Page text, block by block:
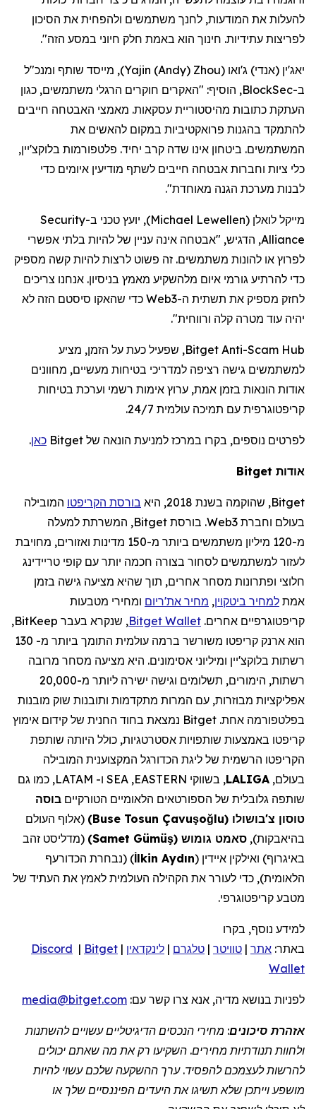
להעלות את המודעות, לחנך משתמשים ולהפחית את הסיכון
לפריצות עתידיות. חינוך הוא באמת חלק חיוני במסע הזה".
יאג'ין (אנדי) ג'ואו (
Yajin (Andy) Zhou
), מייסד שותף ומנכ"ל
ב-BlockSec, הוסיף: "האקרים חוקרים הרגלי משתמשים, כגון
העתקת כתובות מהיסטוריית עסקאות. מאמצי האבטחה חייבים
להתמקד בהגנות פרואקטיביות במקום להאשים את
המשתמשים. ביטחון אינו שדה קרב יחיד. פלטפורמות בלוקצ'יין,
כלי ציות וחברות אבטחה חייבים לשתף מודיעין איומים כדי
לבנות מערכת הגנה מאוחדת".
מייקל לואלן (
Michael Lewellen
), יועץ טכני ב-Security
Alliance, הדגיש, "אבטחה אינה עניין של להיות בלתי אפשרי
לפרוץ או להונות משתמשים. זה פשוט לרצות להיות קשה מספיק
כדי להרתיע גורמי איום מלהשקיע מאמץ בניסיון. אנחנו צריכים
לחזק מספיק את תשתית ה-Web3 כדי שהאקו סיסטם הזה לא
יהיה עוד מטרה קלה ורווחית".
Bitget Anti-Scam Hub, שפעיל כעת על הזמן, מציע
למשתמשים גישה רציפה למדריכי בטיחות מעשיים, מחוונים
אודות הונאות בזמן אמת, ערוץ אימות רשמי וערכת בטיחות
קריפטוגרפית עם תמיכה עולמית 24/7.
לפרטים נוספים, בקרו במרכז למניעת הונאה של Bitget כאן.
אודות Bitget
Bitget, שהוקמה בשנת 2018, היא בורסת הקריפטו המובילה
בעולם וחברת Web3. בורסת Bitget, המשרתת למעלה
מ-120
מיליון משתמשים ביותר מ-150 מדינות ואזורים, מחויבת
לעזור למשתמשים לסחור בצורה חכמה יותר עם קופי טריידינג
חלוצי ופתרונות מסחר אחרים, תוך שהיא מציעה גישה בזמן
אמת למחיר ביטקוין, מחיר את'ריום ומחירי מטבעות
קריפטוגרפיים אחרים.
Bitget Wallet , שנקרא בעבר BitKeep
,
הוא ארנק קריפטו משורשר ברמה עולמית
התומך ביותר מ- 130
רשתות בלוקצ'יין ומיליוני אסימונים. היא מציעה מסחר מרובה
רשתות, הימורים, תשלומים וגישה ישירה ליותר מ-20,000
אפליקציות מבוזרות, עם המרות מתקדמות ותובנות שוק מובנות
בפלטפורמה אחת. Bitget נמצאת בחוד החנית של קידום אימוץ
קריפטו באמצעות שותפויות אסטרטגיות, כולל היותה שותפת
הקריפטו הרשמית של ליגת הכדורגל המקצוענית המובילה
בעולם, LALIGA, בשווקי EASTERN
,
SEA ו- LATAM, כמו גם
שותפה גלובלית של הספורטאים הלאומיים הטורקיים בוסה
טוסון צ'בושולו (
Buse Tosun Çavuşoğlu
) (אלוף העולם
בהיאבקות), סאמט גומוש (
Samet Gümüş
) (מדליסט זהב
באיגרוף) ואילקין איידין (
İlkin Aydın ) (נבחרת הכדורעף
הלאומית), כדי לעורר את הקהילה העולמית לאמץ את העתיד של
מטבע קריפטוגרפי.
למידע נוסף, בקרו
באתר: אתר | טוויטר | טלגרם | לינקדאין |
Discord | Bitget
Wallet
לפניות בנושא מדיה, אנא צרו קשר עם: media@bitget.com
אזהרת סיכונים: מחירי הנכסים הדיגיטליים עשויים להשתנות
ולחוות תנודתיות מחירים. השקיעו רק את מה שאתם יכולים
להרשות לעצמכם להפסיד. ערך ההשקעה שלכם עשוי להיות
מושפע וייתכן שלא תשיגו את היעדים הפיננסיים שלך או